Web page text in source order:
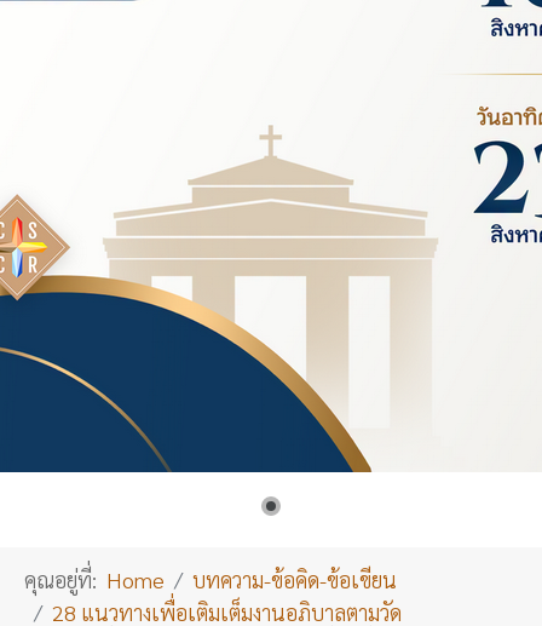
คุณอยู่ที่: Home
บทความ-ข้อคิด-ข้อเขียน
28 แนวทางเพื่อเติมเต็มงานอภิบาลตามวัด